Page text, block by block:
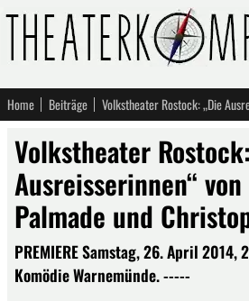
Home Beiträge
Volkstheater
Ausreisserinnen“
Palmade und
PREMIERE Samstag, 26. April
Komödie Warnemünde. -----